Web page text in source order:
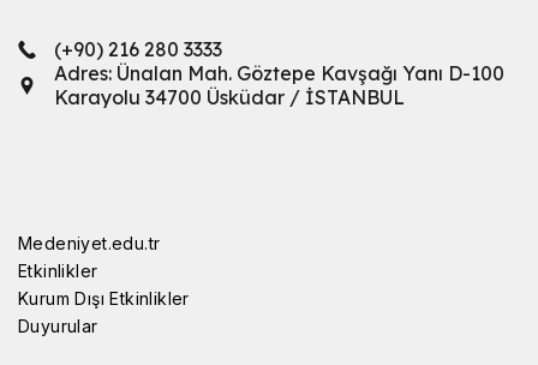
(+90) 216 280 3333
Adres: Ünalan Mah. Göztepe Kavşağı Yanı D-100
Karayolu 34700 Üsküdar / İSTANBUL
Medeniyet.edu.tr
Etkinlikler
Kurum Dışı Etkinlikler
Duyurular